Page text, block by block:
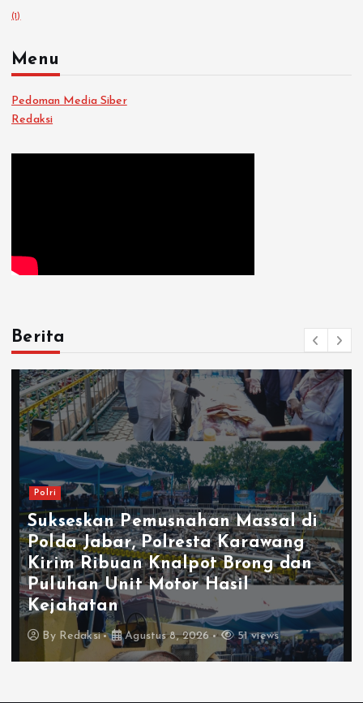
(1)
Menu
Pedoman Media Siber
Redaksi
Berita
Polri
Sukseskan Pemusnahan Massal di
Polda Jabar, Polresta Karawang
Kirim Ribuan Knalpot Brong dan
Puluhan Unit Motor Hasil
Kejahatan
By Redaksi Agustus 8, 2026 51 views